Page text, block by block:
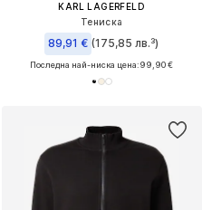
KARL LAGERFELD
Тениска
89,91 € (175,85 лв.³)
Последна най-ниска цена:99,90 €